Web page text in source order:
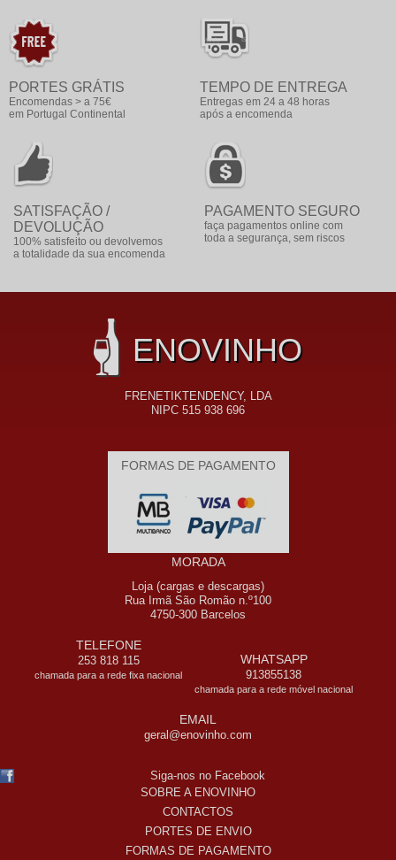
PORTES GRÁTIS
Encomendas > a 75€
em Portugal Continental
TEMPO DE ENTREGA
Entregas em 24 a 48 horas
após a encomenda
SATISFAÇÃO /
DEVOLUÇÃO
100% satisfeito ou devolvemos
a totalidade da sua encomenda
PAGAMENTO SEGURO
faça pagamentos online com
toda a segurança, sem riscos
ENOVINHO
FRENETIKTENDENCY, LDA
NIPC 515 938 696
FORMAS DE PAGAMENTO
MORADA
Loja (cargas e descargas)
Rua Irmã São Romão n.º100
4750-300 Barcelos
TELEFONE
253 818 115
chamada para a rede fixa nacional
WHATSAPP
913855138
chamada para a rede móvel nacional
EMAIL
geral@enovinho.com
Siga-nos no Facebook
SOBRE A ENOVINHO
CONTACTOS
PORTES DE ENVIO
FORMAS DE PAGAMENTO